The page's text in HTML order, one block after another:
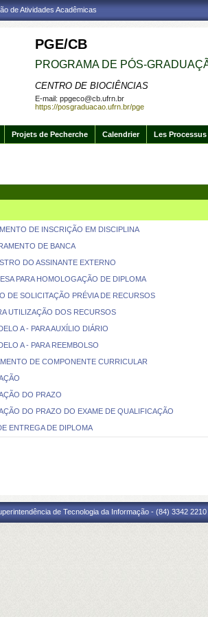
de Atividades Acadêmicas
PGE/CB
PROGRAMA DE PÓS-
CENTRO DE BIOCIÊNCIAS
E-mail: ppgeco@cb.ufrn.br
https://posgraduacao.ufrn.br/pge
Projets de Pecherche Calendrier Les
DE INSCRIÇÃO EM DISCIPLINA
DE BANCA
DO ASSINANTE EXTERNO
PARA HOMOLOGAÇÃO DE DIPLOMA
DE SOLICITAÇÃO PRÉVIA DE RECURSOS
UTILIZAÇÃO DOS RECURSOS
A - PARA AUXÍLIO DIÁRIO
A - PARA REEMBOLSO
DE COMPONENTE CURRICULAR
DO PRAZO
DO PRAZO DO EXAME DE QUALIFICAÇÃO
ENTREGA DE DIPLOMA
de Tecnologia da Informação - (84) 3342